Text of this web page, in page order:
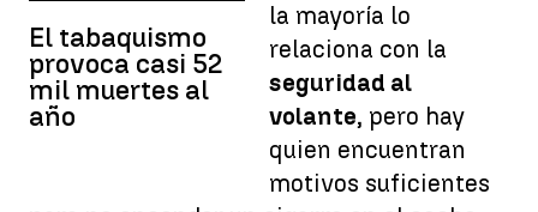
El tabaquismo
provoca casi 52
mil muertes al
año
la mayoría lo
relaciona con la
seguridad al
volante, pero hay
quien encuentran
motivos suficientes